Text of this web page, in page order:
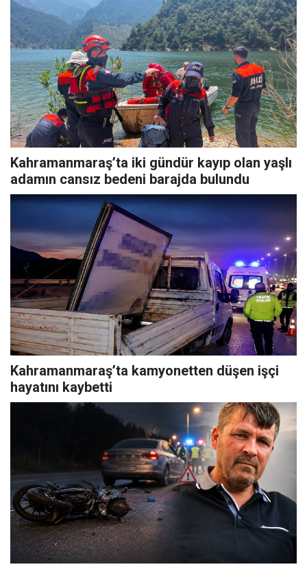
Kahramanmaraş’ta iki gündür kayıp olan yaşlı
adamın cansız bedeni barajda bulundu
Kahramanmaraş’ta kamyonetten düşen işçi
hayatını kaybetti